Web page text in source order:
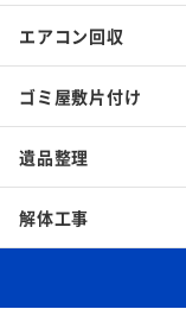
エアコン回収
ゴミ屋敷片付け
遺品整理
解体工事
初めての方へ